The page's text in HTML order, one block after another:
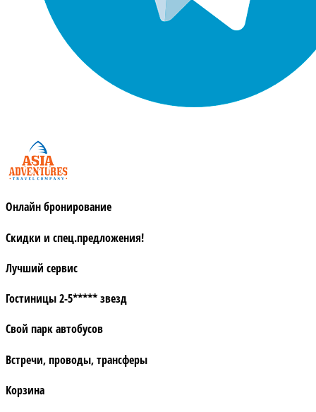
Онлайн бронирование
Скидки и спец.предложения!
Лучший сервис
Гостиницы 2-5***** звезд
Свой парк автобусов
Встречи, проводы, трансферы
Корзина